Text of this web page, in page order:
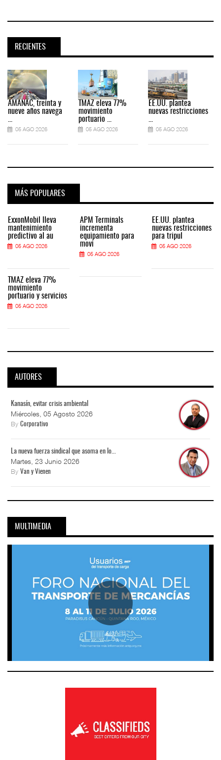
RECIENTES
AMANAC, treinta y
nueve años navega
...
05 AGO 2026
TMAZ eleva 77%
movimiento
portuario ...
05 AGO 2026
EE.UU. plantea
nuevas restricciones
...
05 AGO 2026
MÁS POPULARES
ExxonMobil lleva
mantenimiento
predictivo al au
05 AGO 2026
TMAZ eleva 77%
movimiento
portuario y servicios
05 AGO 2026
APM Terminals
incrementa
equipamiento para
movi
05 AGO 2026
EE.UU. plantea
nuevas restricciones
para tripul
05 AGO 2026
AUTORES
Kanasín, evitar crisis ambiental
Miércoles, 05 Agosto 2026
By Corporativo
La nueva fuerza sindical que asoma en lo...
Martes, 23 Junio 2026
By Van y Vienen
MULTIMEDIA